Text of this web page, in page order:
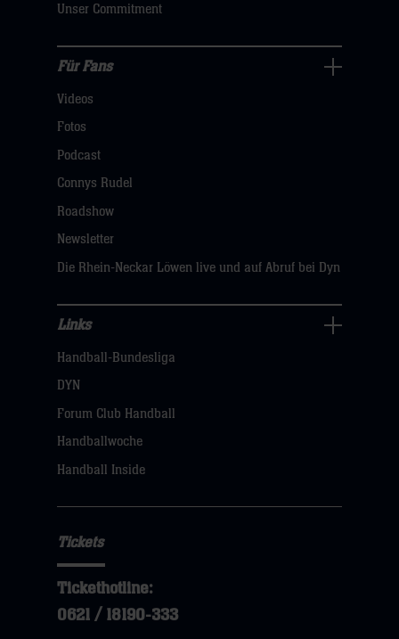
hier
Unser Commitment
Fans
Navigation
öffnen,
dann
hier
Für Fans
Videos
Fotos
Podcast
Connys Rudel
Roadshow
Newsletter
Die Rhein-Neckar Löwen live und auf Abruf bei Dyn
Navigation
öffnen,
dann
klicken
Links
Handball-Bundesliga
DYN
Forum Club Handball
Handballwoche
Handball Inside
Tickets
Tickethotline:
0621 / 18190-333